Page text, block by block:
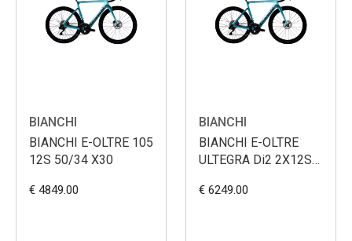
BIANCHI
BIANCHI E-OLTRE 105
12S 50/34 X30
€ 4849.00
BIANCHI
BIANCHI E-OLTRE
ULTEGRA Di2 2X12S
€ 6249.00